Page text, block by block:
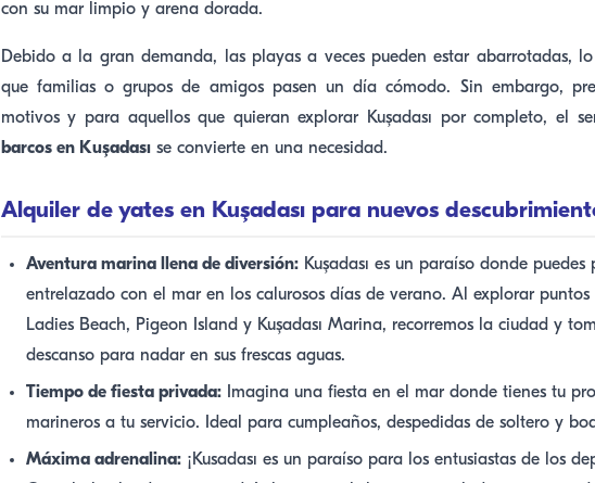
con su mar limpio y arena dorada.
Debido a la gran demanda, las playas a veces pueden estar abarrotadas,
que familias o grupos de amigos pasen un día cómodo. Sin embargo,
motivos y para aquellos que quieran explorar Kuşadası por completo, el
barcos en Kuşadasıse convierte en una necesidad.
Alquiler de yates en Kuşadası para nuevos
Aventura marina llena de diversión:Kuşadası es un paraíso donde puedes
entrelazado con el mar en los calurosos días de verano. Al explorar puntos
Ladies Beach, Pigeon Island y Kuşadası Marina, recorremos la ciudad y
descanso para nadar en sus frescas aguas.
Tiempo de fiesta privada:Imagina una fiesta en el mar donde tienes tu
marineros a tu servicio. Ideal para cumpleaños, despedidas de soltero y
Máxima adrenalina:¡Kusadası es un paraíso para los entusiastas de los